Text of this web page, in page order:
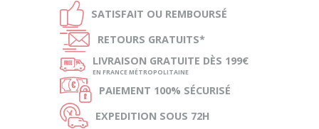
Ð SATISFAIT OU REMBOURSÉ
Ñ RETOURS GRATUITS*
ø LIVRAISON GRATUITE DÈS 199€
EN FRANCE MÉTROPOLITAINE
Ø PAIEMENT 100% SÉCURISÉ
Ù EXPEDITION SOUS 72H